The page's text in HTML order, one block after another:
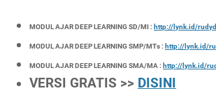
MODUL AJAR DEEP LEARNING SD/MI : http://lynk.id/
MODUL AJAR DEEP LEARNING SMP/MTs : http://lynk.id/
MODUL AJAR DEEP LEARNING SMA/MA : http://lynk.id/
VERSI GRATIS >> DISINI